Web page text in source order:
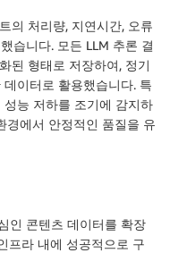
의 처리량, 지연시간, 오류
습니다. 모든 LLM 추론 결
된 형태로 저장하여, 정기
이터로 활용했습니다. 특
능 저하를 조기에 감지하
경에서 안정적인 품질을 유
인 콘텐츠 데이터를 확장
프라 내에 성공적으로 구